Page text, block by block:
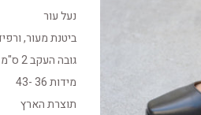
נעל עור
ביטנת מעור,
גובה העקב 2 ס"מ
מידות 36 -43
תוצרת הארץ